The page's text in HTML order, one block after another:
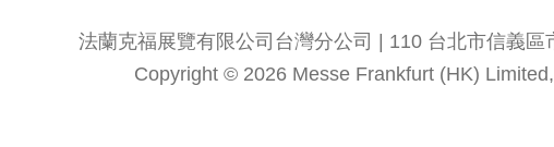
法蘭克福展覽有限公司台灣分公司 | 110 台北市信義
Copyright © 2026 Messe Frankfurt (HK)